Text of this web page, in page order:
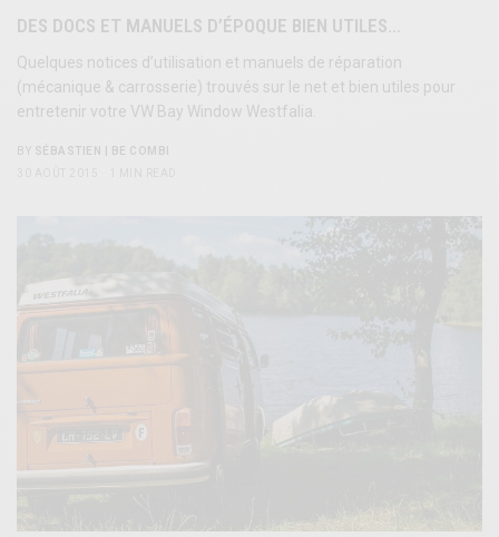
DES DOCS ET MANUELS D’ÉPOQUE BIEN UTILES…
Quelques notices d’utilisation et manuels de réparation
(mécanique & carrosserie) trouvés sur le net et bien utiles pour
entretenir votre VW Bay Window Westfalia.
BY SÉBASTIEN | BE COMBI